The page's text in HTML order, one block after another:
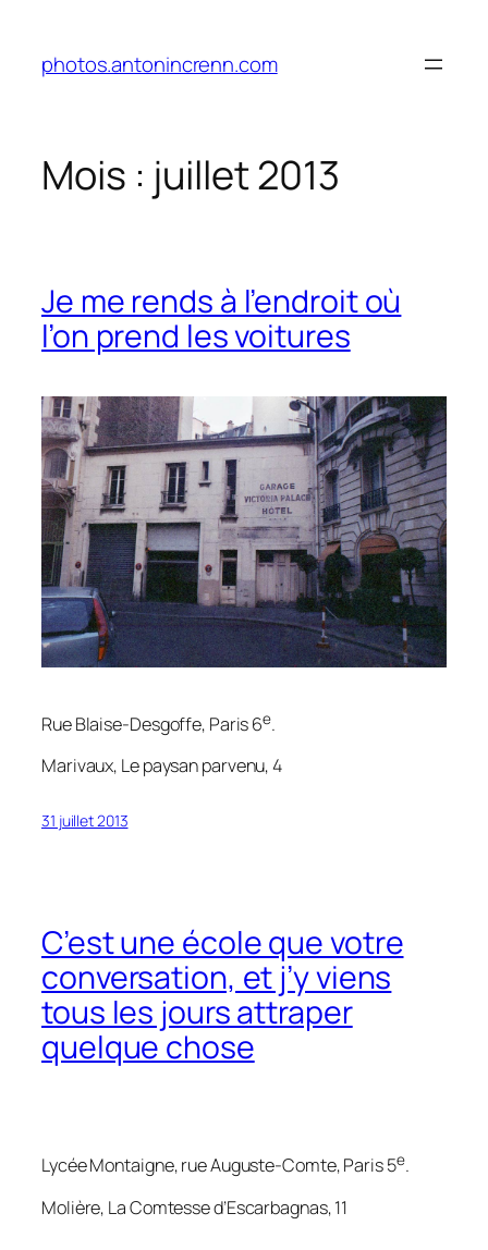
contenu
photos.antonincrenn.com
Mois : juillet 2013
Je me rends à l’endroit où
l’on prend les voitures
Rue Blaise-Desgoffe, Paris 6e.
Marivaux, Le paysan parvenu, 4
31 juillet 2013
C’est une école que votre
conversation, et j’y viens
tous les jours attraper
quelque chose
Lycée Montaigne, rue Auguste-Comte, Paris 5e.
Molière, La Comtesse d’Escarbagnas, 11